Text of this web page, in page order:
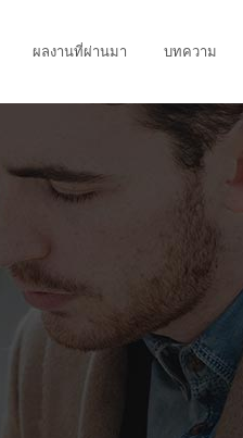
ผลงานที่ผ่านมา บทความ